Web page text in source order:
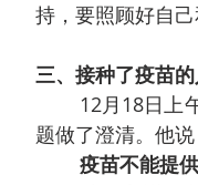
持，要照顾好自己
三、接种了疫苗
12月18日上
题做了澄清。他说
疫苗不能提